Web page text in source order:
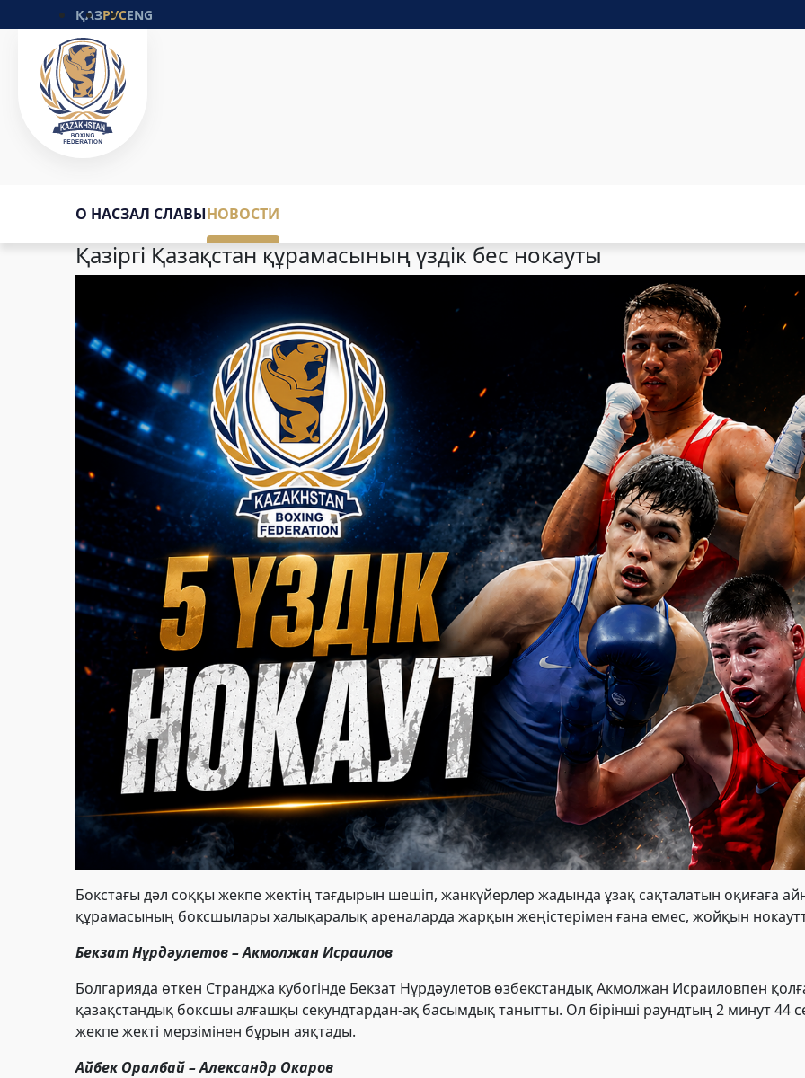
ҚАЗРУСENG
О НАСЗАЛ СЛАВЫНОВОСТИ
Қазіргі Қазақстан құрамасының үздік бес нокауты
Бокстағы дәл соққы жекпе жектің тағдырын шешіп, жанкүйерлер жадында ұзақ сақталатын оқиғаға
құрамасының боксшылары халықаралық ареналарда жарқын жеңістерімен ғана емес, жойқын
Бекзат Нұрдәулетов – Акмолжан Исраилов
Болгарияда өткен Странджа кубогінде Бекзат Нұрдәулетов өзбекстандық Акмолжан Исраиловпен
қазақстандық боксшы алғашқы секундтардан-ақ басымдық танытты. Ол бірінші раундтың 2 минут 44
жекпе жекті мерзімінен бұрын аяқтады.
Айбек Оралбай – Александр Окаров